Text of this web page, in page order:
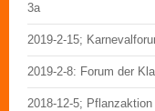
3a
2019-2-15;
2019-2-8: Forum der
2018-12-5;